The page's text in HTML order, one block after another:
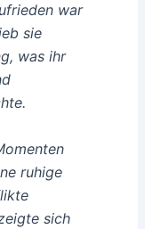
war
sie
was ihr
ruhige
sich